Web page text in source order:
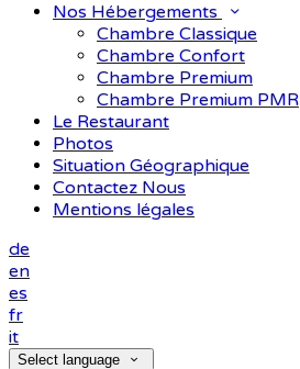
Nos Hébergements
Chambre Classique
Chambre Confort
Chambre Premium
Chambre Premium PMR
Le Restaurant
Photos
Situation Géographique
Contactez Nous
Mentions légales
de
en
es
fr
it
Select language